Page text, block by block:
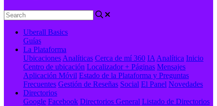
Uberall Basics
Guías
La Plataforma
Ubicaciones Analíticas Cerca de mí 360 IA Analítica Inicio
Centro de ubicación Localizador + Páginas Mensajes
Aplicación Móvil Estado de la Plataforma y Preguntas
Frecuentes Gestión de Reseñas Social El Panel Novedades
Directorios
Google Facebook Directorios General Listado de Directorios